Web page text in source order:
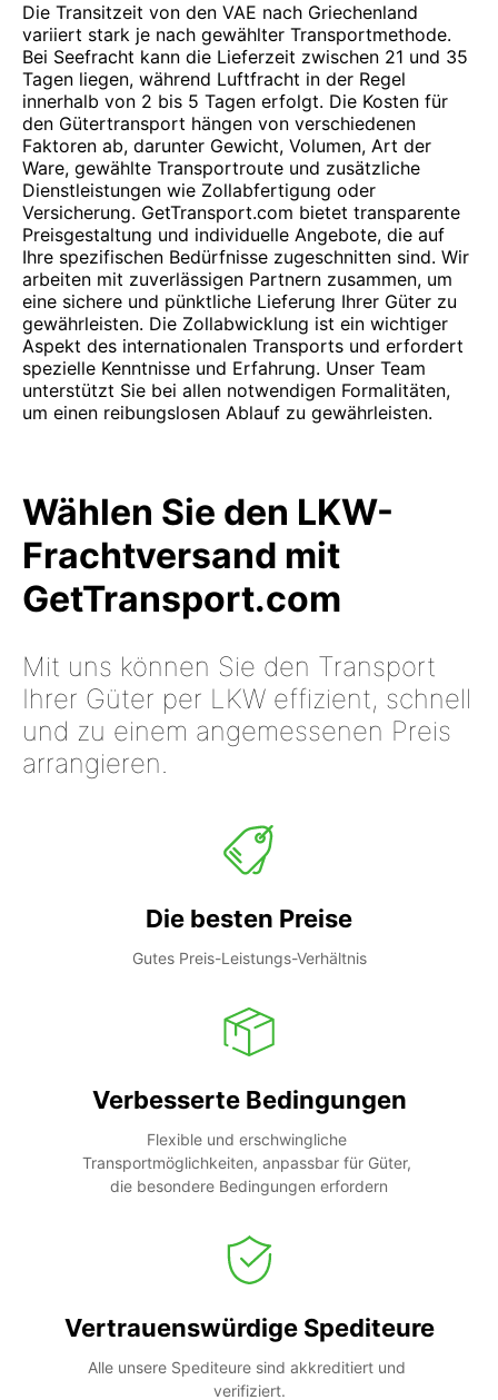
Die Transitzeit von den VAE nach Griechenland
variiert stark je nach gewählter Transportmethode.
Bei Seefracht kann die Lieferzeit zwischen 21 und 35
Tagen liegen, während Luftfracht in der Regel
innerhalb von 2 bis 5 Tagen erfolgt. Die Kosten für
den Gütertransport hängen von verschiedenen
Faktoren ab, darunter Gewicht, Volumen, Art der
Ware, gewählte Transportroute und zusätzliche
Dienstleistungen wie Zollabfertigung oder
Versicherung. GetTransport.com bietet transparente
Preisgestaltung und individuelle Angebote, die auf
Ihre spezifischen Bedürfnisse zugeschnitten sind. Wir
arbeiten mit zuverlässigen Partnern zusammen, um
eine sichere und pünktliche Lieferung Ihrer Güter zu
gewährleisten. Die Zollabwicklung ist ein wichtiger
Aspekt des internationalen Transports und erfordert
spezielle Kenntnisse und Erfahrung. Unser Team
unterstützt Sie bei allen notwendigen Formalitäten,
um einen reibungslosen Ablauf zu gewährleisten.
Wählen Sie den LKW-
Frachtversand mit
GetTransport.com
Mit uns können Sie den Transport
Ihrer Güter per LKW effizient, schnell
und zu einem angemessenen Preis
arrangieren.
Die besten Preise
Gutes Preis-Leistungs-Verhältnis
Verbesserte Bedingungen
Flexible und erschwingliche
Transportmöglichkeiten, anpassbar für Güter,
die besondere Bedingungen erfordern
Vertrauenswürdige Spediteure
Alle unsere Spediteure sind akkreditiert und
verifiziert.